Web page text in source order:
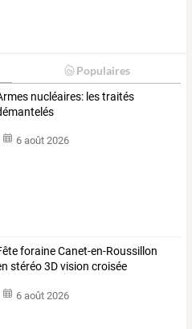
Populaires
nucléaires: les traités
6 août 2026
foraine Canet-en-Roussillon
stéréo 3D vision croisée
6 août 2026